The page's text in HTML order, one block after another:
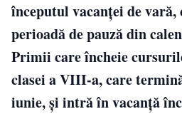
începutul vacanței de vară,
perioadă de pauză din
Primii care încheie
clasei a VIII-a, care
iunie, și intră în vacanță